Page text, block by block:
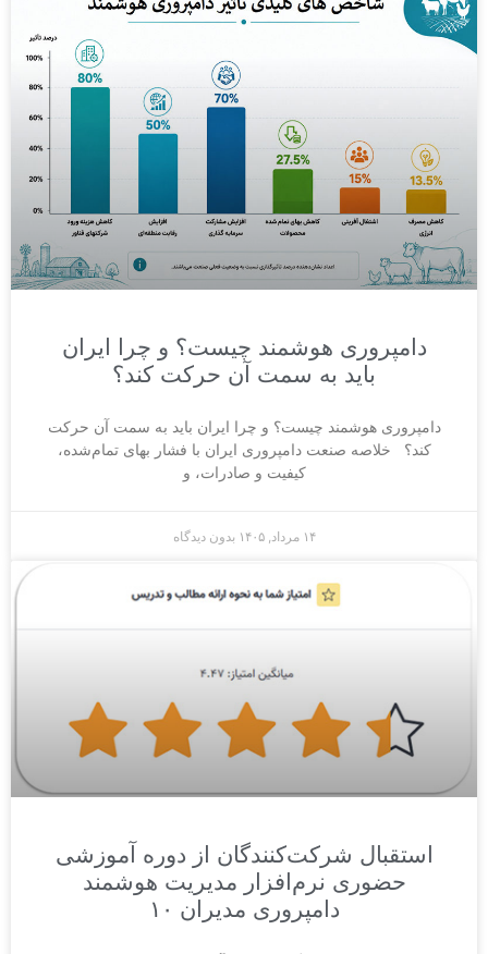
دامپروری هوشمند چیست؟ و چرا ایران
باید به سمت آن حرکت کند؟
دامپروری هوشمند چیست؟ و چرا ایران باید به سمت آن حرکت
کند؟ خلاصه صنعت دامپروری ایران با فشار بهای تمام‌شده،
کیفیت و صادرات، و
۱۴ مرداد, ۱۴۰۵ بدون دیدگاه
استقبال شرکت‌کنندگان از دوره آموزشی
حضوری نرم‌افزار مدیریت هوشمند
دامپروری مدیران ۱۰